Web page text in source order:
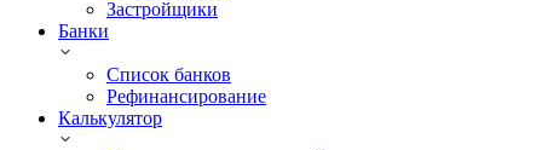
Застройщики
Банки
Список банков
Рефинансирование
Калькулятор